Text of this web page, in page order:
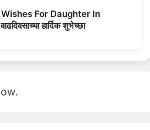
For Daughter In
हार्दिक शुभेच्छा